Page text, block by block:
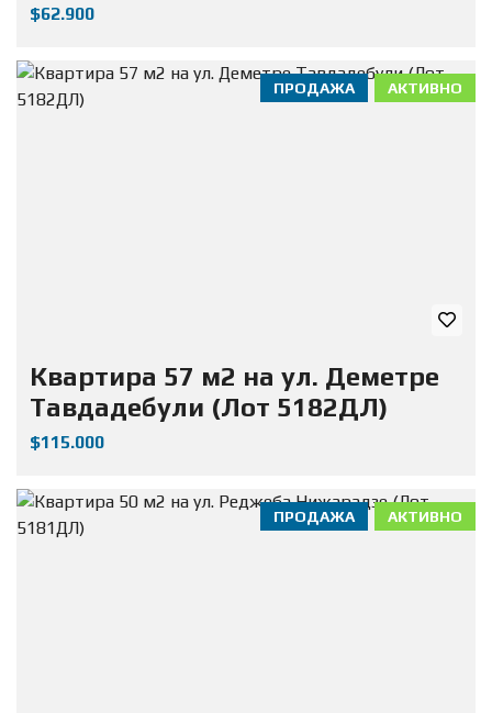
$62.900
АКТИВНО
ПРОДАЖА
Квартира 57 м2 на ул. Деметре
Тавдадебули (Лот 5182ДЛ)
$115.000
АКТИВНО
ПРОДАЖА